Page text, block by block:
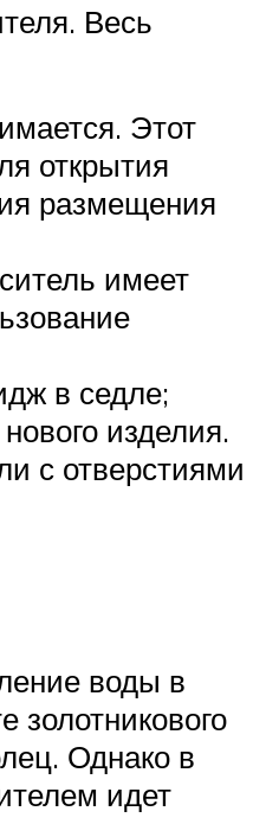
Весь
Этот
открытия
размещения
имеет
в седле;
изделия.
с отверстиями
воды в
золотникового
Однако в
идет